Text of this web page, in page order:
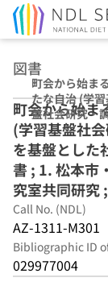
図書
町会から始ま
たな自治 (学
盤社会研究・
モノグラフ ;
住民自治を基
した社会シス
構築事業松本
査報告書 ; 1.
市・東京大学社
教育学・生涯学
論研究室共同研
; 2018年度)
町会から始ま
(学習基盤社
を基盤とした
書 ; 1. 松本市
究室共同研究
Call No. (NDL)
AZ-1311-M301
Bibliographic ID
029977004